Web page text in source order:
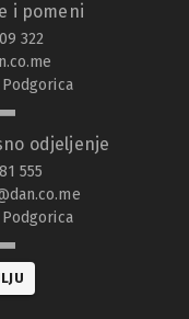
i pomeni
322
odjeljenje
555